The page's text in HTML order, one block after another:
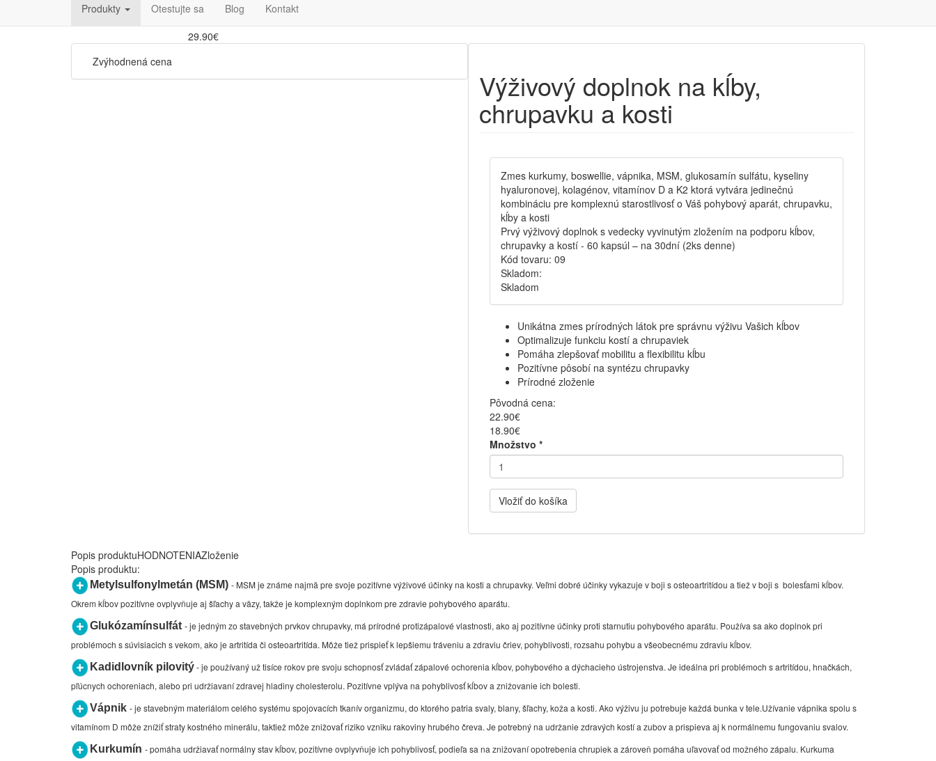
Produkty Otestujte sa Blog Kontakt
FILTROVANIE
29.90€
Zvýhodnená cena
Výživový doplnok na kĺby,
chrupavku a kosti
Zmes kurkumy, boswellie, vápnika, MSM, glukosamín sulfátu, kyseliny
hyaluronovej, kolagénov, vitamínov D a K2 ktorá vytvára jedinečnú
kombináciu pre komplexnú starostlivosť o Váš pohybový aparát, chrupavku,
kĺby a kosti
Prvý výživový doplnok s vedecky vyvinutým zložením na podporu kĺbov,
chrupavky a kostí - 60 kapsúl – na 30dní (2ks denne)
Kód tovaru: 09
Skladom:
Skladom
Unikátna zmes prírodných látok pre správnu výživu Vašich kĺbov
Optimalizuje funkciu kostí a chrupaviek
Pomáha zlepšovať mobilitu a flexibilitu kĺbu
Pozitívne pôsobí na syntézu chrupavky
Prírodné zloženie
Pôvodná cena:
22.90€
18.90€
Množstvo *
Vložiť do košíka
Popis produktuHODNOTENIAZloženie
Popis produktu:
Metylsulfonylmetán (MSM) - MSM je známe najmä pre svoje pozitívne výživové účinky na kosti a chrupavky. Veľmi dobré účinky vykazuje v boji s osteoartritídou a tiež v boji s bolesťami kĺbov.
Okrem kĺbov pozitívne ovplyvňuje aj šľachy a väzy, takže je komplexným doplnkom pre zdravie pohybového aparátu.
Glukózamínsulfát - je jedným zo stavebných prvkov chrupavky, má prírodné protizápalové vlastnosti, ako aj pozitívne účinky proti starnutiu pohybového aparátu. Používa sa ako doplnok pri
problémoch s súvisiacich s vekom, ako je artritída či osteoartritída. Môže tiež prispieť k lepšiemu tráveniu a zdraviu čriev, pohyblivosti, rozsahu pohybu a všeobecnému zdraviu kĺbov.
Kadidlovník pilovitý - je používaný už tisíce rokov pre svoju schopnosť zvládať zápalové ochorenia kĺbov, pohybového a dýchacieho ústrojenstva. Je ideálna pri problémoch s artritídou, hnačkách,
pľúcnych ochoreniach, alebo pri udržiavaní zdravej hladiny cholesterolu. Pozitívne vplýva na pohyblivosť kĺbov a znižovanie ich bolesti.
Vápnik - je stavebným materiálom celého systému spojovacích tkanív organizmu, do ktorého patria svaly, blany, šľachy, koža a kosti. Ako výživu ju potrebuje každá bunka v tele.Užívanie vápnika spolu s
vitamínom D môže znížiť straty kostného minerálu, taktiež môže znižovať riziko vzniku rakoviny hrubého čreva. Je potrebný na udržanie zdravých kostí a zubov a prispieva aj k normálnemu fungovaniu svalov.
Kurkumín - pomáha udržiavať normálny stav kĺbov, pozitívne ovplyvňuje ich pohyblivosť, podieľa sa na znižovaní opotrebenia chrupiek a zároveň pomáha uľavovať od možného zápalu. Kurkuma